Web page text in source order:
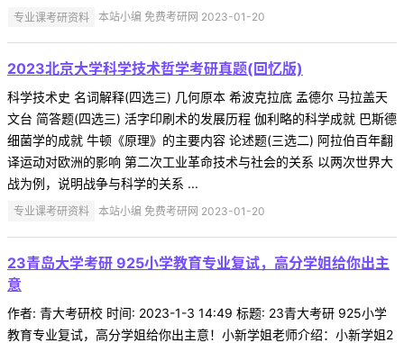
专业课考研资料 本站小编 免费考研网 2023-01-20
2023北京大学科学技术哲学考研真题(回忆版)
科学技术史 名词解释(四选三) 几何原本 希波克拉底 孟德尔 马拉盖天
文台 简答题(四选三) 活字印刷术的发展历程 伽利略的科学成就 巴斯德
细菌学的成就 牛顿《原理》的主要内容 论述题(三选二) 阿拉伯百年翻
译运动对欧洲的影响 第二次工业革命技术与社会的关系 以两次世界大
战为例，说明战争与科学的关系 ...
专业课考研资料 本站小编 免费考研网 2023-01-20
23青岛大学考研 925小学教育专业复试，高分学姐给你出主
意
作者: 青大考研校 时间: 2023-1-3 14:49 标题: 23青大考研 925小学
教育专业复试，高分学姐给你出主意！小新学姐老师介绍：小新学姐2